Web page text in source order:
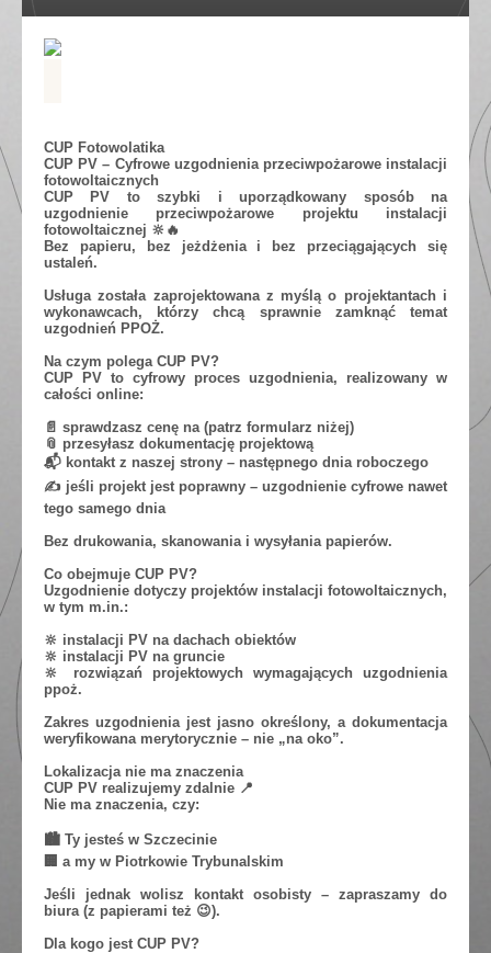
CUP Fotowolatika
CUP PV – Cyfrowe uzgodnienia przeciwpożarowe instalacji
fotowoltaicznych
CUP PV to szybki i uporządkowany sposób na
uzgodnienie przeciwpożarowe projektu instalacji
fotowoltaicznej 🔆🔥
Bez papieru, bez jeżdżenia i bez przeciągających się
ustaleń.
Usługa została zaprojektowana z myślą o projektantach i
wykonawcach, którzy chcą sprawnie zamknąć temat
uzgodnień PPOŻ.
Na czym polega CUP PV?
CUP PV to cyfrowy proces uzgodnienia, realizowany w
całości online:
📄 sprawdzasz cenę na (patrz formularz niżej)
📎 przesyłasz dokumentację projektową
📬 kontakt z naszej strony – następnego dnia roboczego
✍️ jeśli projekt jest poprawny – uzgodnienie cyfrowe nawet
tego samego dnia
Bez drukowania, skanowania i wysyłania papierów.
Co obejmuje CUP PV?
Uzgodnienie dotyczy projektów instalacji fotowoltaicznych,
w tym m.in.:
🔆 instalacji PV na dachach obiektów
🔆 instalacji PV na gruncie
🔆 rozwiązań projektowych wymagających uzgodnienia
ppoż.
Zakres uzgodnienia jest jasno określony, a dokumentacja
weryfikowana merytorycznie – nie „na oko”.
Lokalizacja nie ma znaczenia
CUP PV realizujemy zdalnie 📍
Nie ma znaczenia, czy:
🏙️ Ty jesteś w Szczecinie
🏢 a my w Piotrkowie Trybunalskim
Jeśli jednak wolisz kontakt osobisty – zapraszamy do
biura (z papierami też 😉).
Dla kogo jest CUP PV?